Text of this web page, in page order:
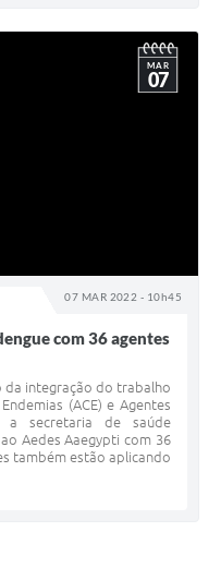
07 MAR 2022 - 10h45
MAR
07
com 36 agentes
da integração do trabalho
(ACE) e Agentes
a secretaria de saúde
Aedes Aaegypti com 36
também estão aplicando